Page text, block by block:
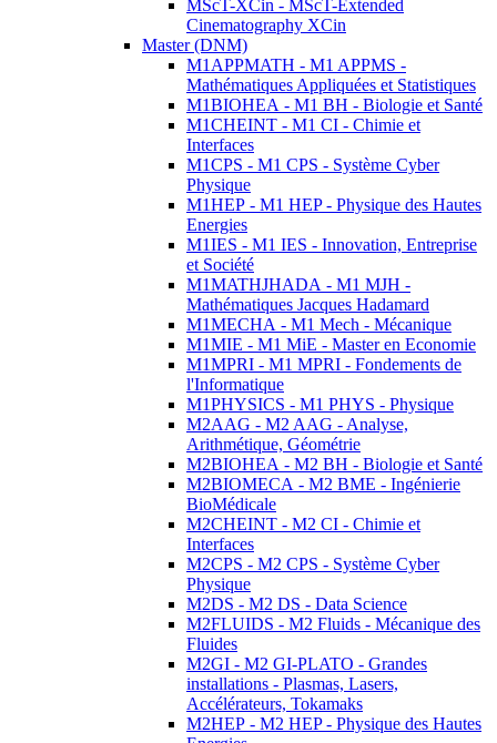
MScT-XCin - MScT-Extended
Cinematography XCin
Master (DNM)
M1APPMATH - M1 APPMS -
Mathématiques Appliquées et Statistiques
M1BIOHEA - M1 BH - Biologie et Santé
M1CHEINT - M1 CI - Chimie et
Interfaces
M1CPS - M1 CPS - Système Cyber
Physique
M1HEP - M1 HEP - Physique des Hautes
Energies
M1IES - M1 IES - Innovation, Entreprise
et Société
M1MATHJHADA - M1 MJH -
Mathématiques Jacques Hadamard
M1MECHA - M1 Mech - Mécanique
M1MIE - M1 MiE - Master en Economie
M1MPRI - M1 MPRI - Fondements de
l'Informatique
M1PHYSICS - M1 PHYS - Physique
M2AAG - M2 AAG - Analyse,
Arithmétique, Géométrie
M2BIOHEA - M2 BH - Biologie et Santé
M2BIOMECA - M2 BME - Ingénierie
BioMédicale
M2CHEINT - M2 CI - Chimie et
Interfaces
M2CPS - M2 CPS - Système Cyber
Physique
M2DS - M2 DS - Data Science
M2FLUIDS - M2 Fluids - Mécanique des
Fluides
M2GI - M2 GI-PLATO - Grandes
installations - Plasmas, Lasers,
Accélérateurs, Tokamaks
M2HEP - M2 HEP - Physique des Hautes